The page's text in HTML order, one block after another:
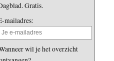
Gratis.
mailadres:
wil je het overzicht